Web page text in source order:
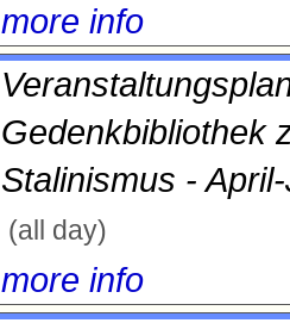
more info
Gedenkbibliothek
Stalinismus -
(all day)
more info